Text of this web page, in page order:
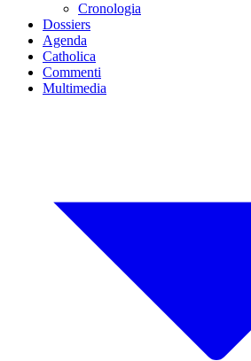
Cronologia
Dossiers
Agenda
Catholica
Commenti
Multimedia